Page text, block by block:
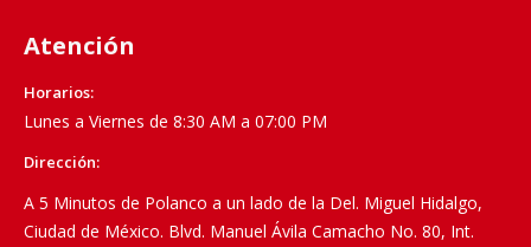
Atención
Horarios:
Lunes a Viernes de 8:30 AM a 07:00 PM
Dirección:
A 5 Minutos de Polanco a un lado de la Del. Miguel Hidalgo,
Ciudad de México. Blvd. Manuel Ávila Camacho No. 80, Int.